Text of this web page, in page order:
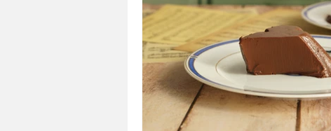
A tartiner Aux flocons d'avoine
Bouchées apéritives Bowlcakes